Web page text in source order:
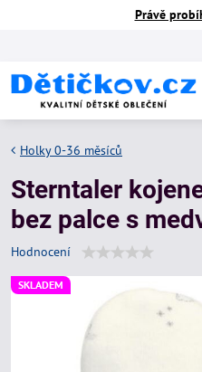
Právě
SKLADEM
Holky 0-36 měsíců
Sterntaler
bez palce s
Hodnocení